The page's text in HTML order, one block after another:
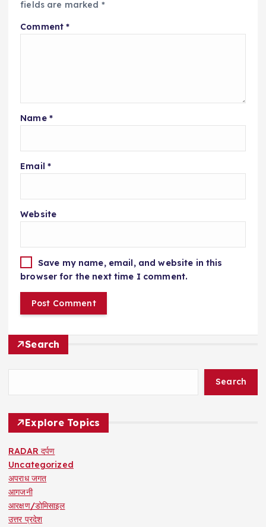
fields are marked *
Comment*
Name *
Email *
Website
Save my name, email, and website in this
browser for the next time I comment.
Search
Search
Explore Topics
RADAR दर्पण
Uncategorized
अपराध जगत
आगजनी
आरक्षण/डोमिसाइल
उत्तर प्रदेश